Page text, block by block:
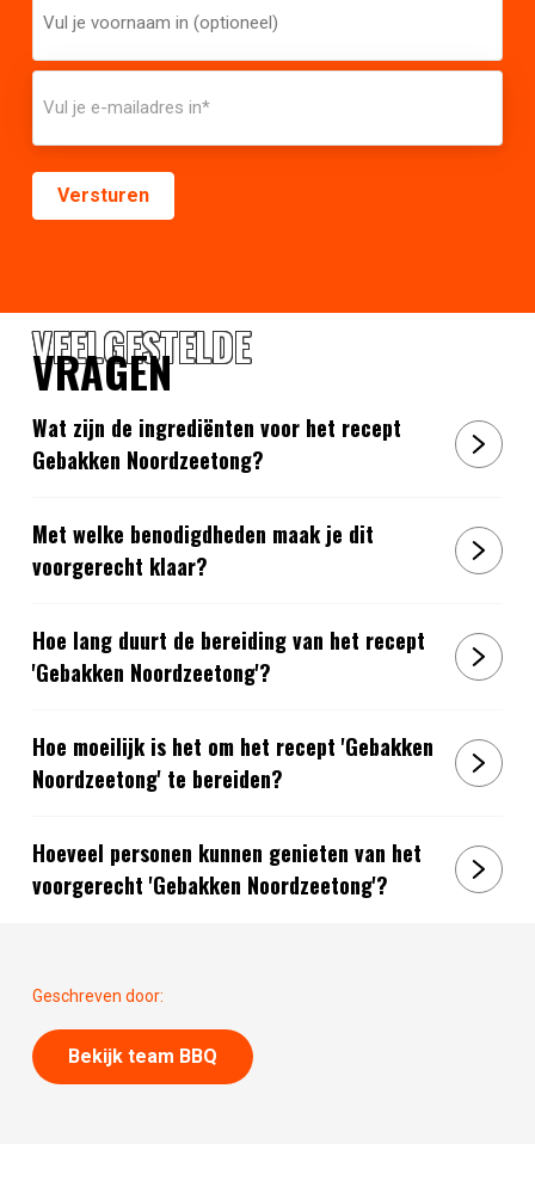
VEELGESTELDE
VRAGEN
Wat zijn de ingrediënten voor het recept
Gebakken Noordzeetong?
Met welke benodigdheden maak je dit
voorgerecht klaar?
Hoe lang duurt de bereiding van het recept
'Gebakken Noordzeetong'?
Hoe moeilijk is het om het recept 'Gebakken
Noordzeetong' te bereiden?
Hoeveel personen kunnen genieten van het
voorgerecht 'Gebakken Noordzeetong'?
Geschreven door:
Bekijk team BBQ